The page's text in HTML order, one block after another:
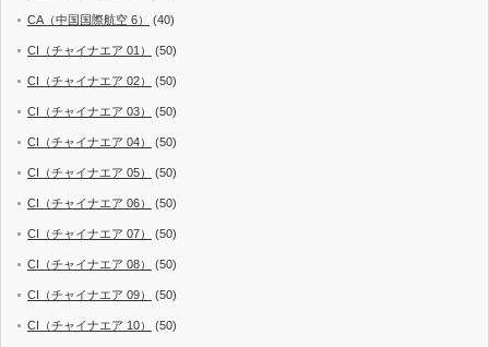
CA（中国国際航空 6） (40)
CI（チャイナエア 01） (50)
CI（チャイナエア 02） (50)
CI（チャイナエア 03） (50)
CI（チャイナエア 04） (50)
CI（チャイナエア 05） (50)
CI（チャイナエア 06） (50)
CI（チャイナエア 07） (50)
CI（チャイナエア 08） (50)
CI（チャイナエア 09） (50)
CI（チャイナエア 10） (50)